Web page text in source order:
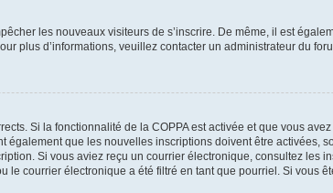
les nouveaux visiteurs de s’inscrire. De même, il est
plus d’informations, veuillez contacter un administrateur du
Si la fonctionnalité de la COPPA est activée et que vous
que les nouvelles inscriptions doivent être activées,
Si vous aviez reçu un courrier électronique, consultez les
courrier électronique a été filtré en tant que pourriel. Si vous